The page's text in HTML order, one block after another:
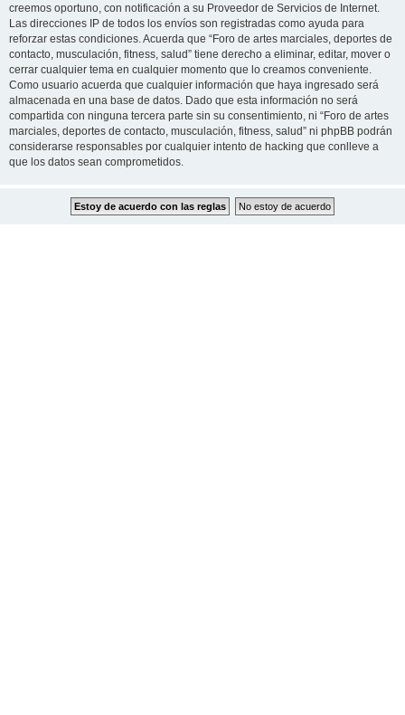
creemos oportuno, con notificación a su Proveedor de Servicios de Internet.
Las direcciones IP de todos los envíos son registradas como ayuda para
reforzar estas condiciones. Acuerda que “Foro de artes marciales, deportes de
contacto, musculación, fitness, salud” tiene derecho a eliminar, editar, mover o
cerrar cualquier tema en cualquier momento que lo creamos conveniente.
Como usuario acuerda que cualquier información que haya ingresado será
almacenada en una base de datos. Dado que esta información no será
compartida con ninguna tercera parte sin su consentimiento, ni “Foro de artes
marciales, deportes de contacto, musculación, fitness, salud” ni phpBB podrán
considerarse responsables por cualquier intento de hacking que conlleve a
que los datos sean comprometidos.